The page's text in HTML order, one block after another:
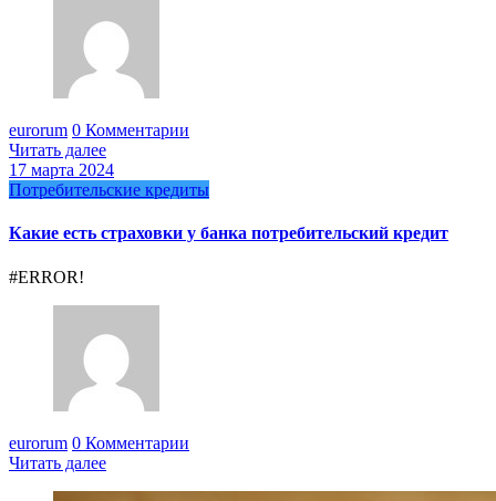
eurorum 0 Комментарии
Читать далее
17 марта 2024
Потребительские кредиты
Какие есть страховки у банка потребительский кредит
#ERROR!
eurorum 0 Комментарии
Читать далее